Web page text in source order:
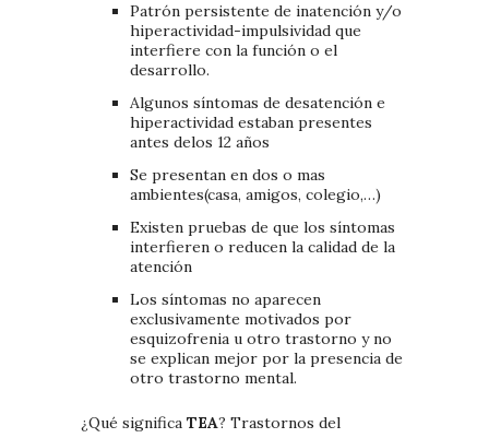
Patrón persistente de inatención y/o
hiperactividad-impulsividad que
interfiere con la función o el
desarrollo.
Algunos síntomas de desatención e
hiperactividad estaban presentes
antes delos 12 años
Se presentan en dos o mas
ambientes(casa, amigos, colegio,…)
Existen pruebas de que los síntomas
interfieren o reducen la calidad de la
atención
Los síntomas no aparecen
exclusivamente motivados por
esquizofrenia u otro trastorno y no
se explican mejor por la presencia de
otro trastorno mental.
¿Qué significa TEA? Trastornos del